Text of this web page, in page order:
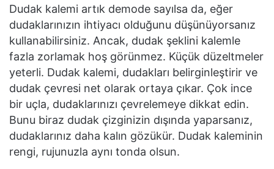
Dudak kalemi artık demode sayılsa da, eğer
dudaklarınızın ihtiyacı olduğunu düşünüyorsanız
kullanabilirsiniz. Ancak, dudak şeklini kalemle
fazla zorlamak hoş görünmez. Küçük düzeltmeler
yeterli. Dudak kalemi, dudakları belirginleştirir ve
dudak çevresi net olarak ortaya çıkar. Çok ince
bir uçla, dudaklarınızı çevrelemeye dikkat edin.
Bunu biraz dudak çizginizin dışında yaparsanız,
dudaklarınız daha kalın gözükür. Dudak kaleminin
rengi, rujunuzla aynı tonda olsun.